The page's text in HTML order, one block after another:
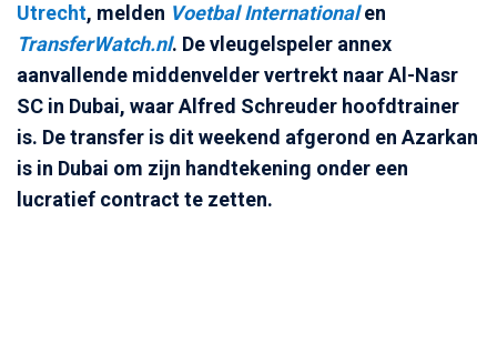
Utrecht, melden Voetbal Internationalen
TransferWatch.nl. De vleugelspeler annex
aanvallende middenvelder vertrekt naar Al-Nasr
SC in Dubai, waar Alfred Schreuder hoofdtrainer
is. De transfer is dit weekend afgerond en Azarkan
is in Dubai om zijn handtekening onder een
lucratief contract te zetten.